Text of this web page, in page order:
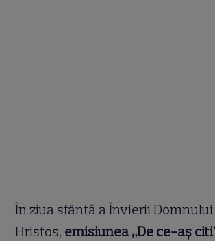
În ziua sfântă a Învierii
Hristos, emisiunea „De ce-aș